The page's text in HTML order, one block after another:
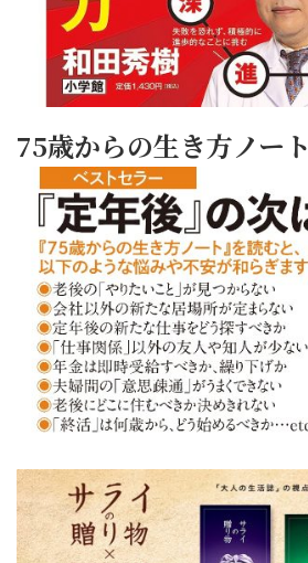
75歳からの生き方ノート